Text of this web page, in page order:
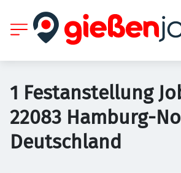
1 Festanstellung
22083 Hamburg-
Deutschland